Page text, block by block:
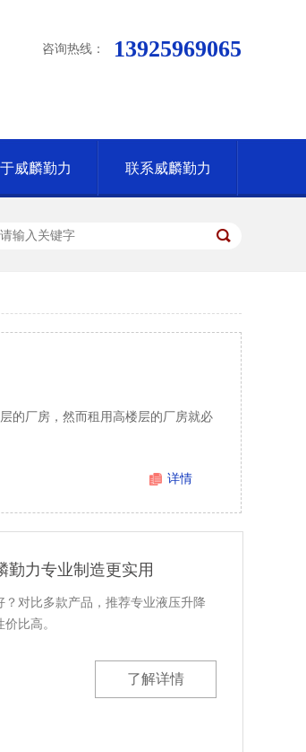
咨询热线： 13925969065
威麟勤力 联系威麟勤力
的厂房，然而租用高楼层的厂房就必
详情
勤力专业制造更实用
对比多款产品，推荐专业液压升降
比高。
了解详情